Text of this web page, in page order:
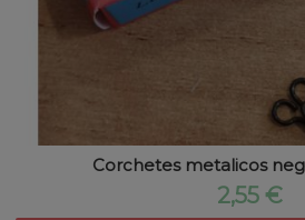
Corchetes metalicos
2,55 €